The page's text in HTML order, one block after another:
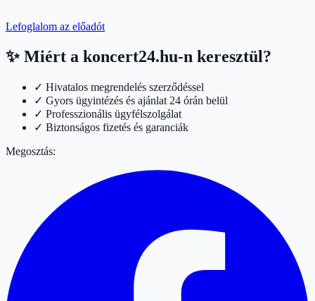
Lefoglalom az előadót
✨ Miért a koncert24.hu-n keresztül?
✓ Hivatalos megrendelés szerződéssel
✓ Gyors ügyintézés és ajánlat 24 órán belül
✓ Professzionális ügyfélszolgálat
✓ Biztonságos fizetés és garanciák
Megosztás: